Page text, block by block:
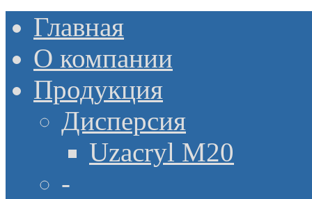
Главная
О компании
Продукция
Дисперсия
Uzacryl M20
-